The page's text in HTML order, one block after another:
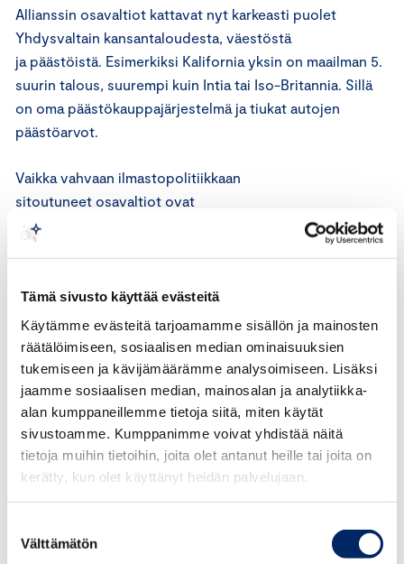
Tämä sivusto käyttää evästeitä
Käytämme evästeitä tarjoamamme sisällön ja mainosten
räätälöimiseen, sosiaalisen median ominaisuuksien
tukemiseen ja kävijämäärämme analysoimiseen. Lisäksi
jaamme sosiaalisen median, mainosalan ja analytiikka-
alan kumppaneillemme tietoja siitä, miten käytät
sivustoamme. Kumppanimme voivat yhdistää näitä
tietoja muihin tietoihin, joita olet antanut heille tai joita on
kerätty, kun olet käyttänyt heidän palvelujaan.
valinta
Välttämätön
Allianssin osavaltiot kattavat nyt karkeasti puolet
Yhdysvaltain kansantaloudesta, väestöstä
ja päästöistä. Esimerkiksi Kalifornia yksin on maailman 5.
suurin talous, suurempi kuin Intia tai Iso-Britannia. Sillä
on oma päästökauppajärjestelmä ja tiukat autojen
päästöarvot.
Vaikka vahvaan ilmastopolitiikkaan
sitoutuneet osavaltiot ovat
pääosindemokraattijohtoisia, käytännön ilmastotekoja
tapahtuu myös muualla.
energiaa tuulella ja auringolla liberaalin Kalifornian
jälkeen. Uusiutuvien osuus sähköntuotannosta on suurin
vaa’ankieliosavaltio Iowassa, ja kärkeen
kuuluvat tukevasti republikaaniset Kansas sekä Etelä- ja
Pohjois-Dakota.
Trumpin jatkokaudella olisi siten merkittävä vaikutus
Yhdysvaltain päästöihin, mutta ilmastotyö ei pysähtyisi
kokonaan osavaltioiden ansiosta. Samalla
edelläkävijäyritykset jatkaisivat ilmastoratkaisujen
maailmalla olisivat edelleen suuret.